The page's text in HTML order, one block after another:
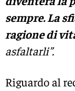
sempre. La
ragione di
asfaltarli”.
Riguardo al